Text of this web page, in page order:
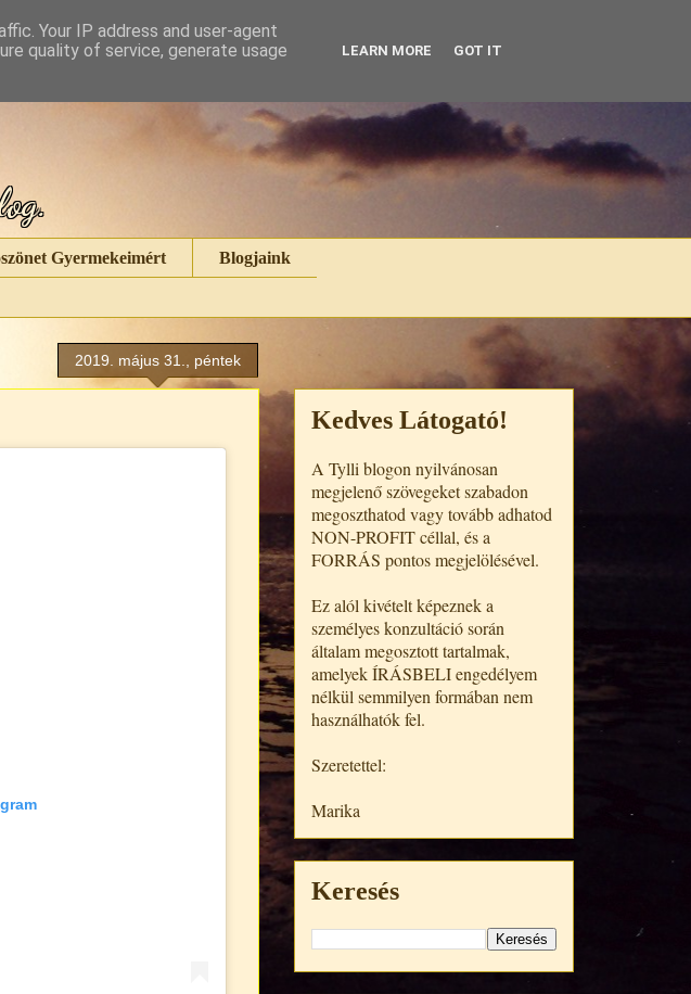
Gyermekeimért Blogjaink
2019. május 31., péntek
Kedves Látogató!
A Tylli blogon nyilvánosan
megjelenő szövegeket szabadon
megoszthatod vagy tovább adhatod
NON-PROFIT céllal, és a
FORRÁS pontos megjelölésével.
Ez alól kivételt képeznek a
személyes konzultáció során
általam megosztott tartalmak,
amelyek ÍRÁSBELI engedélyem
nélkül semmilyen formában nem
használhatók fel.
Szeretettel:
Marika
Keresés
Your IP address and user-agent
quality of service, generate usage
LEARN MORE GOT IT